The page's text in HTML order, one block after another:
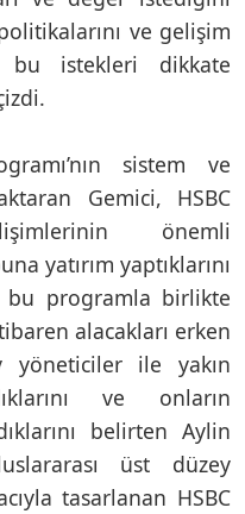
ve gelişim
bu istekleri dikkate
sistem ve
Gemici, HSBC
önemli
yatırım yaptıklarını
bu programla birlikte
alacakları erken
yöneticiler ile yakın
ve onların
belirten Aylin
üst düzey
tasarlanan HSBC